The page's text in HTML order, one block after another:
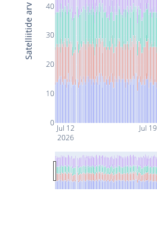
Jul 12
2026
Jul 19
0
10
20
30
40
Satelliitide arv